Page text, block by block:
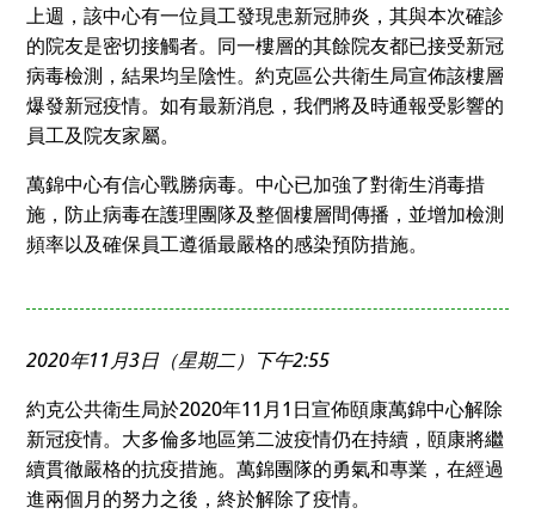
上週，該中心有一位員工發現患新冠肺炎，其與本次確診
的院友是密切接觸者。同一樓層的其餘院友都已接受新冠
病毒檢測，結果均呈陰性。約克區公共衛生局宣佈該樓層
爆發新冠疫情。如有最新消息，我們將及時通報受影響的
員工及院友家屬。
萬錦中心有信心戰勝病毒。中心已加強了對衛生消毒措
施，防止病毒在護理團隊及整個樓層間傳播，並增加檢測
頻率以及確保員工遵循最嚴格的感染預防措施。
2020年11月3日（星期二）下午2:55
約克公共衛生局於2020年11月1日宣佈頤康萬錦中心解除
新冠疫情。大多倫多地區第二波疫情仍在持續，頤康將繼
續貫徹嚴格的抗疫措施。萬錦團隊的勇氣和專業，在經過
進兩個月的努力之後，終於解除了疫情。